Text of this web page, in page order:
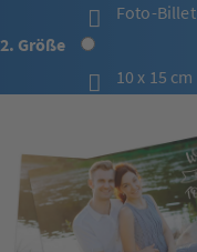
Foto-Billet
2. Größe
10 x 15 cm